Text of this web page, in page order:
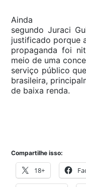
Ainda
segundo Juraci
justificado porque
propaganda foi
meio de uma
serviço público
brasileira,
de baixa renda.
Compartilhe isso:
18+